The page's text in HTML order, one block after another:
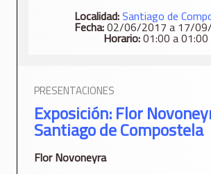
Localidad:Santiago de
Fecha:02/06/2017 a 17/
Horario:01:00 a 01:00
PRESENTACIONES
Exposición: Flor
Santiago de Compostela
Flor Novoneyra